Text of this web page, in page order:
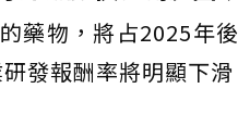
藥物，將占2025年
發報酬率將明顯下